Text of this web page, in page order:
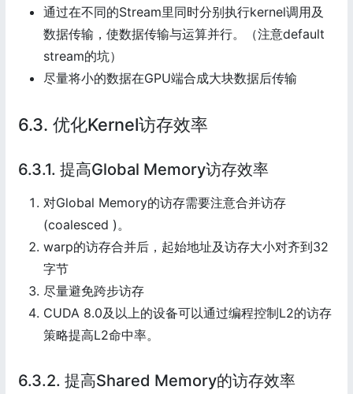
通过在不同的Stream里同时分别执行kernel调用及
数据传输，使数据传输与运算并行。（注意default
stream的坑）
尽量将小的数据在GPU端合成大块数据后传输
6.3. 优化Kernel访存效率
6.3.1. 提高Global Memory访存效率
对Global Memory的访存需要注意合并访存
(coalesced )。
warp的访存合并后，起始地址及访存大小对齐到32
字节
尽量避免跨步访存
CUDA 8.0及以上的设备可以通过编程控制L2的访存
策略提高L2命中率。
6.3.2. 提高Shared Memory的访存效率